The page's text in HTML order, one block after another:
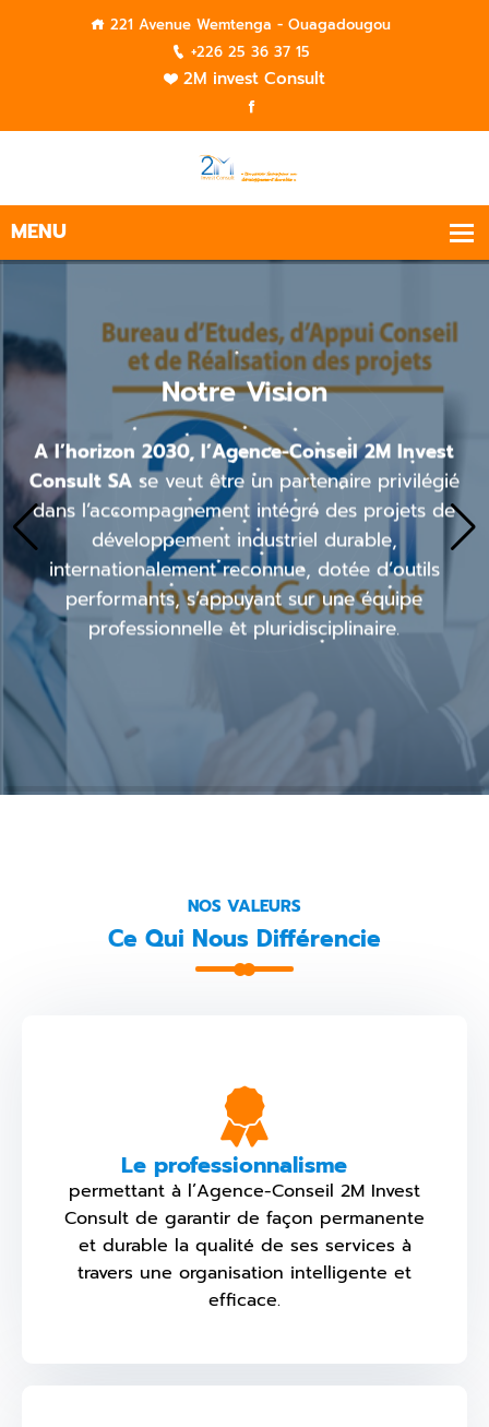
221 Avenue Wemtenga - Ouagadougou
+226 25 36 37 15
2M invest Consult
Notre Vision
2030, l’Agence-Conseil 2M Invest
SAse veut être un partenaire privilégié
intégré des projets de
développement industriel durable,
reconnue, dotée d’outils
s’appuyant sur une équipe
professionnelle et pluridisciplinaire.
NOS VALEURS
Ce Qui Nous Différencie
Le professionnalisme
permettant à l’Agence-Conseil 2M Invest
Consult de garantir de façon permanente
et durable la qualité de ses services à
travers une organisation intelligente et
efficace.